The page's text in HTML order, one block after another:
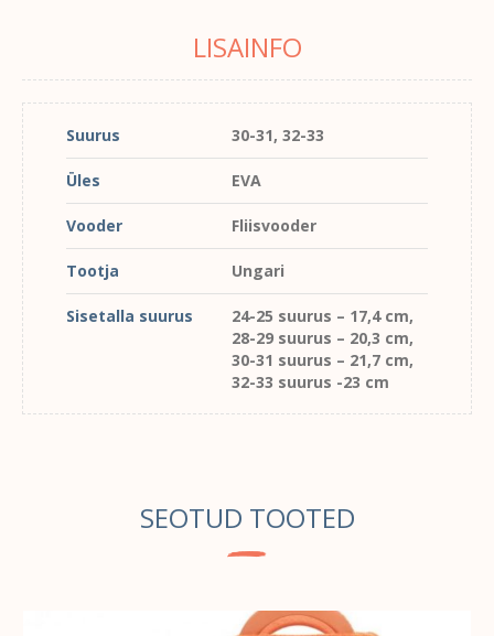
LISAINFO
Suurus 30-31, 32-33
Üles EVA
Vooder Fliisvooder
Tootja Ungari
Sisetalla suurus
24-25 suurus – 17,4 cm,
28-29 suurus – 20,3 cm,
30-31 suurus – 21,7 cm,
32-33 suurus -23 cm
SEOTUD TOOTED